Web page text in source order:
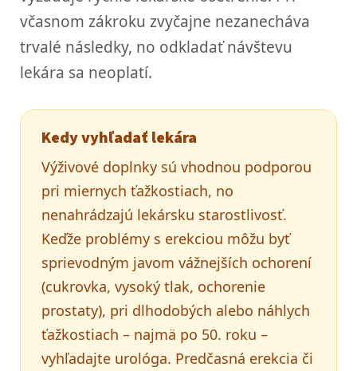
včasnom zákroku zvyčajne nezanecháva
trvalé následky, no odkladať návštevu
lekára sa neoplatí.
Kedy vyhľadať lekára
Výživové doplnky sú vhodnou podporou
pri miernych ťažkostiach, no
nenahrádzajú lekársku starostlivosť.
Keďže problémy s erekciou môžu byť
sprievodným javom vážnejších ochorení
(cukrovka, vysoký tlak, ochorenie
prostaty), pri dlhodobých alebo náhlych
ťažkostiach – najmä po 50. roku –
vyhľadajte urológa. Predčasná erekcia či